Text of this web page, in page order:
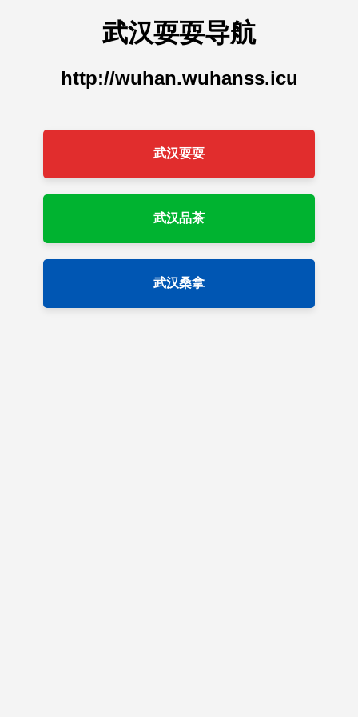
武汉耍耍导航
http://wuhan.wuhanss.icu
武汉耍耍
武汉品茶
武汉桑拿